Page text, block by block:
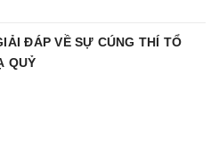
ĐÁP VỀ SỰ CÚNG THÍ TỔ
QUỶ